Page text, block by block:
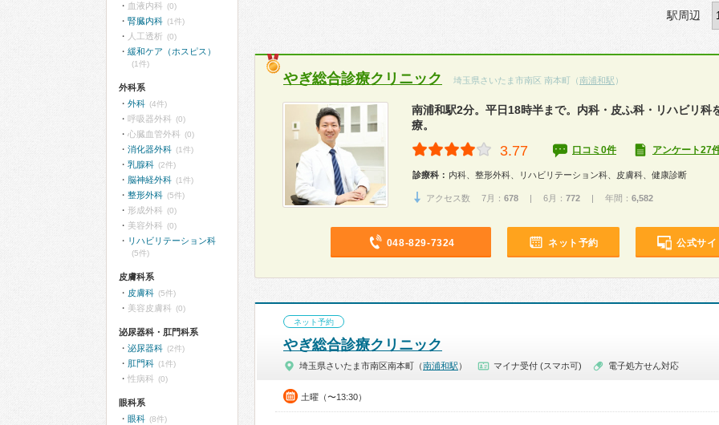
駅周辺
やぎ総合診療クリニック 埼玉県さいたま市南区 南本町（南浦和駅 ）
南浦和駅2分。平日18時半まで。内科・皮ふ科・リハビリ科
療。
3.77 口コミ0件 アンケート27
診療科： 内科、整形外科、リハビリテーション科、皮膚科、健康診断
アクセス数 7月： 678 | 6月： 772 | 年間： 6,582
048-829-7324 ネット予約 公式サイ
ネット予約
やぎ総合診療クリニック
埼玉県さいたま市南区南本町（南浦和駅 ） マイナ受付 (スマホ可) 電子処方せん対応
土曜（〜13:30）
血液内科 (0)
腎臓内科 (1件)
人工透析 (0)
緩和ケア（ホスピス）
(1件)
外科系
外科 (4件)
呼吸器外科 (0)
心臓血管外科 (0)
消化器外科 (1件)
乳腺科 (2件)
脳神経外科 (1件)
整形外科 (5件)
形成外科 (0)
美容外科 (0)
リハビリテーション科
(5件)
皮膚科系
皮膚科 (5件)
美容皮膚科 (0)
泌尿器科・肛門科系
泌尿器科 (2件)
肛門科 (1件)
性病科 (0)
眼科系
眼科 (8件)